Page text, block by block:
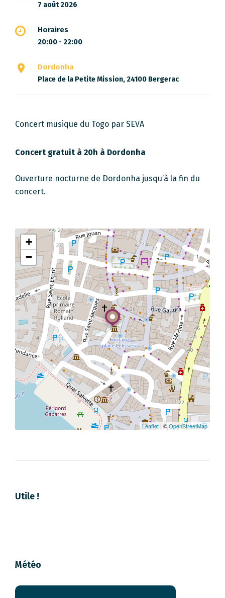
7 août 2026
Horaires
20:00 - 22:00
Dordonha
Place de la Petite Mission, 24100 Bergerac
Concert musique du Togo par SEVA
Concert gratuit à 20h à Dordonha
Ouverture nocturne de Dordonha jusqu’à la fin du
concert.
+
−
Leaflet | ©OpenStreetMap
Utile !
Météo